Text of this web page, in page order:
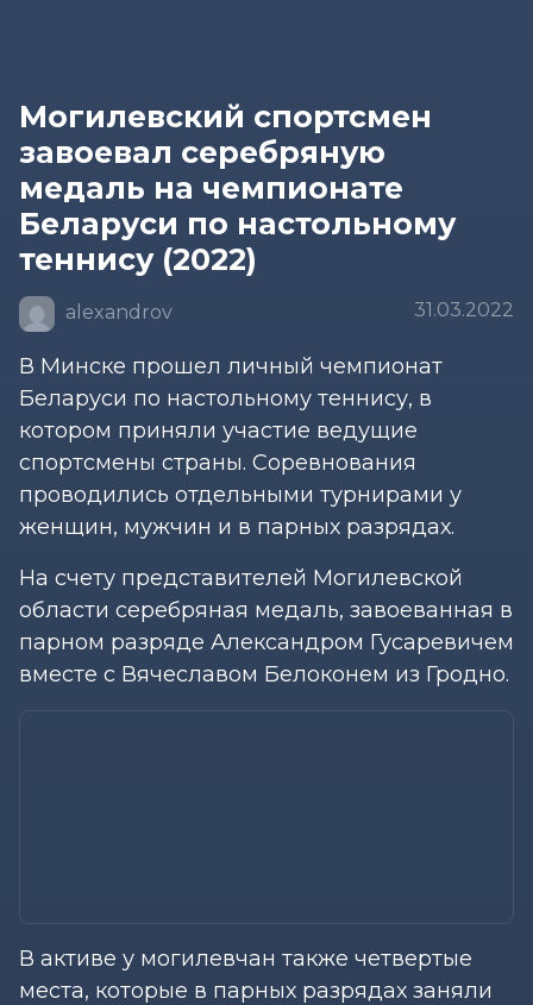
Могилевский спортсмен
завоевал серебряную
медаль на чемпионате
Беларуси по настольному
теннису (2022)
alexandrov 31.03.2022
В Минске прошел личный чемпионат
Беларуси по настольному теннису, в
котором приняли участие ведущие
спортсмены страны. Соревнования
проводились отдельными турнирами у
женщин, мужчин и в парных разрядах.
На счету представителей Могилевской
области серебряная медаль, завоеванная в
парном разряде Александром Гусаревичем
вместе с Вячеславом Белоконем из Гродно.
В активе у могилевчан также четвертые
места, которые в парных разрядах заняли